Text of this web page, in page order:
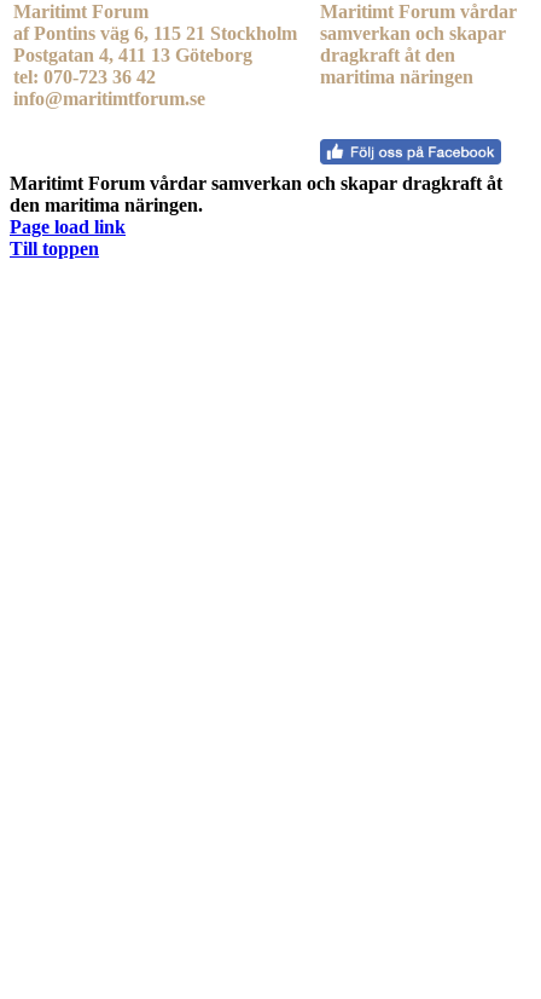
Maritimt Forum
af Pontins väg 6, 115 21 Stockholm
Postgatan 4, 411 13 Göteborg
tel: 070-723 36 42
info@maritimtforum.se
Maritimt Forum vårdar
samverkan och skapar
dragkraft åt den
maritima näringen
Maritimt Forum vårdar samverkan och skapar dragkraft åt
den maritima näringen.
Page load link
Till toppen